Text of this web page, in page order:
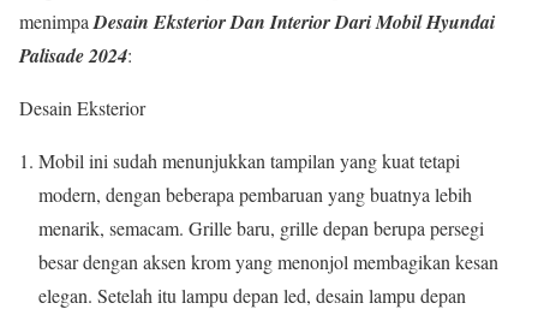
menimpa Desain Eksterior Dan Interior Dari Mobil Hyundai
Palisade 2024:
Desain Eksterior
Mobil ini sudah menunjukkan tampilan yang kuat tetapi
modern, dengan beberapa pembaruan yang buatnya lebih
menarik, semacam. Grille baru, grille depan berupa persegi
besar dengan aksen krom yang menonjol membagikan kesan
elegan. Setelah itu lampu depan led, desain lampu depan